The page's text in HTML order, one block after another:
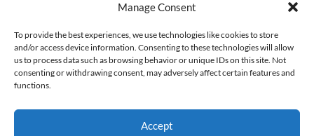
Manage Consent
To provide the best experiences, we use technologies like cookies to store
and/or access device information. Consenting to these technologies will allow
us to process data such as browsing behavior or unique IDs on this site. Not
consenting or withdrawing consent, may adversely affect certain features and
functions.
Accept
szerkesztoseg@elomagazin.com
elomagazin